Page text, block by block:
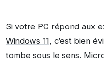
Si votre PC répond aux
Windows 11, c’est bien
tombe sous le sens.